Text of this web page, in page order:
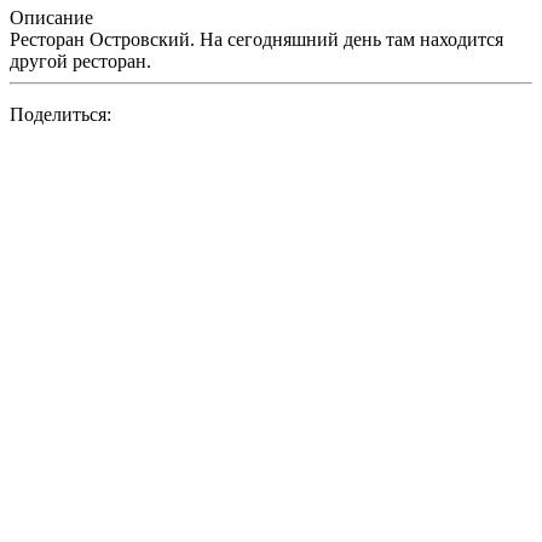
Описание
Ресторан Островский. На сегодняшний день там находится
другой ресторан.
Поделиться: